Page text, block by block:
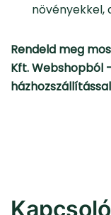
növényekkel,
Rendeld meg
Kft. Webshopból